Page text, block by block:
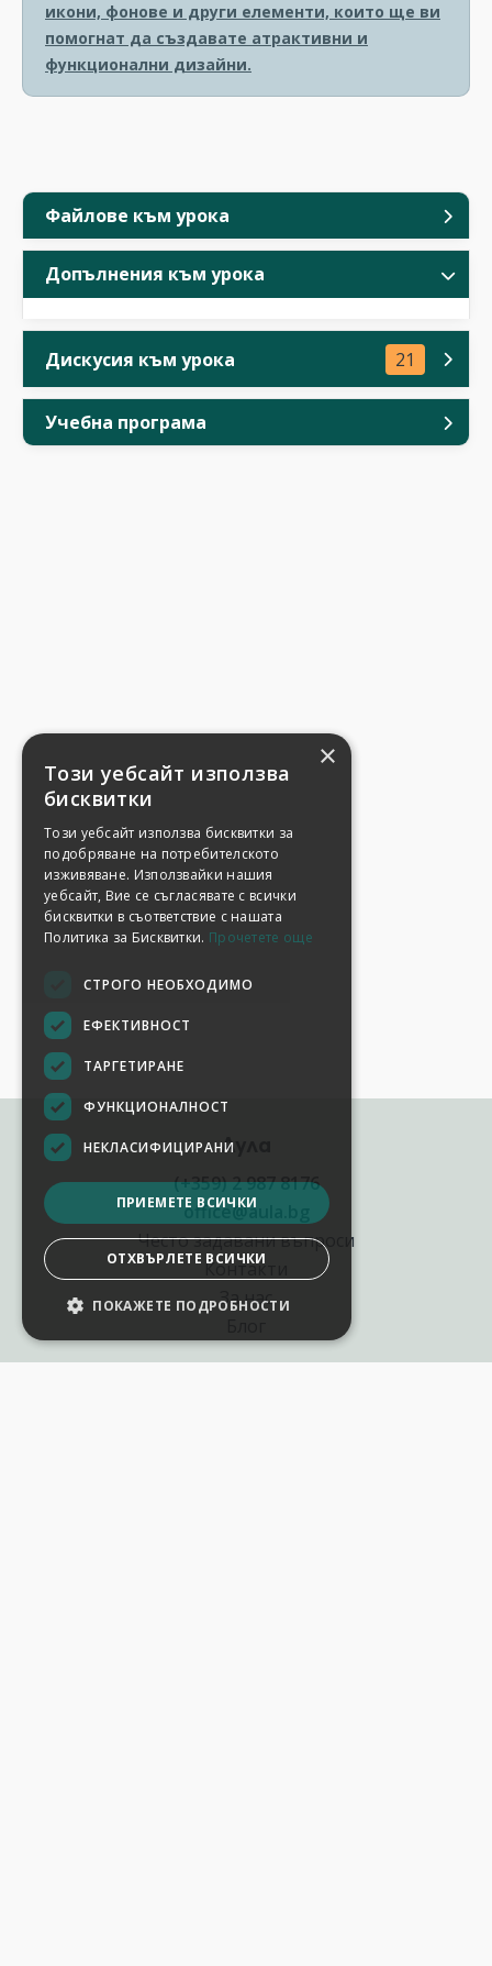
Файлове към урока
Допълнения към урока
Дискусия към урока 21
Учебна програма
икони, фонове и други елементи, които ще ви
помогнат да създавате атрактивни и
функционални дизайни.
Аула
(+359) 2 987 8176
office@aula.bg
Често задавани въпроси
Контакти
За нас
×
Този уебсайт използва
бисквитки
Този уебсайт използва бисквитки за
подобряване на потребителското
изживяване. Използвайки нашия
уебсайт, Вие се съгласявате с всички
бисквитки в съответствие с нашата
Политика за Бисквитки. Прочетете още
СТРОГО НЕОБХОДИМО
ЕФЕКТИВНОСТ
ТАРГЕТИРАНЕ
ФУНКЦИОНАЛНОСТ
НЕКЛАСИФИЦИРАНИ
ПРИЕМЕТЕ ВСИЧКИ
ОТХВЪРЛЕТЕ ВСИЧКИ
ПОКАЖЕТЕ ПОДРОБНОСТИ